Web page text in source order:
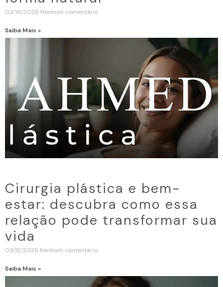
03/16/2026 Nenhum comentário
Saiba Mais »
Cirurgia plástica e bem-
estar: descubra como essa
relação pode transformar sua
vida
03/12/2026 Nenhum comentário
Saiba Mais »